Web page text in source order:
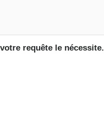
requête le nécessite.